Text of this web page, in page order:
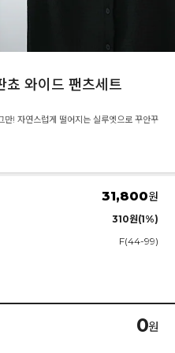
쵸 와이드 팬츠세트
! 자연스럽게 떨어지는 실루엣으로 꾸안꾸
31,800원
310원(1%)
F(44-99)
0원